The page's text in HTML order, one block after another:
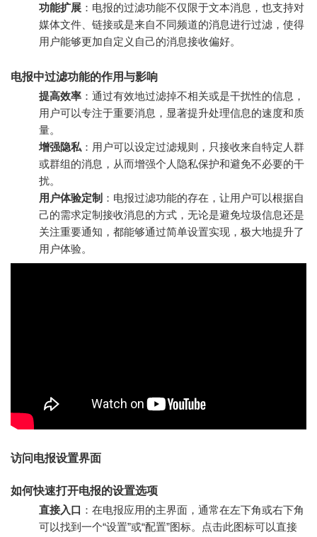
功能扩展 ：电报的过滤功能不仅限于文本消息，也支持对
媒体文件、链接或是来自不同频道的消息进行过滤，使得
用户能够更加自定义自己的消息接收偏好。
电报中过滤功能的作用与影响
提高效率 ：通过有效地过滤掉不相关或是干扰性的信息，
用户可以专注于重要消息，显著提升处理信息的速度和质
量。
增强隐私 ：用户可以设定过滤规则，只接收来自特定人群
或群组的消息，从而增强个人隐私保护和避免不必要的干
扰。
用户体验定制 ：电报过滤功能的存在，让用户可以根据自
己的需求定制接收消息的方式，无论是避免垃圾信息还是
关注重要通知，都能够通过简单设置实现，极大地提升了
用户体验。
访问电报设置界面
如何快速打开电报的设置选项
直接入口 ：在电报应用的主界面，通常在左下角或右下角
可以找到一个“设置”或“配置”图标。点击此图标可以直接